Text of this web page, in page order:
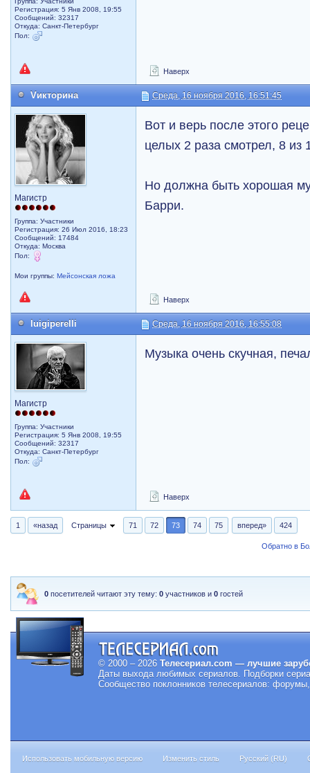
Регистрация: 5 Янв 2008, 19:55
Сообщений: 32317
Откуда: Санкт-Петербург
Пол:
Наверх
Vикторина Среда, 16 ноября 2016, 16:51:45
Магистр
Группа: Участники
Регистрация: 26 Июл 2016, 18:23
Сообщений: 17484
Откуда: Москва
Пол:
Мои группы:Мейсонская ложа
Вот и верь после этого
целых 2 раза смотрел, 8 из
Но должна быть хорошая
Барри.
Наверх
luigiperelli Среда, 16 ноября 2016, 16:55:08
Магистр
Группа: Участники
Регистрация: 5 Янв 2008, 19:55
Сообщений: 32317
Откуда: Санкт-Петербург
Пол:
Музыка очень скучная,
Наверх
1 «назад Страницы 71 72 73 74 75 вперед» 424
Обратно в
0 посетителей читают эту тему:0 участников и0 гостей
© 2000 – 2026 Телесериал.com — лучшие
Даты выхода любимых сериалов.
Подборки
Сообщество поклонников телесериалов:
Использовать мобильную версию Изменить стиль Русский (RU)